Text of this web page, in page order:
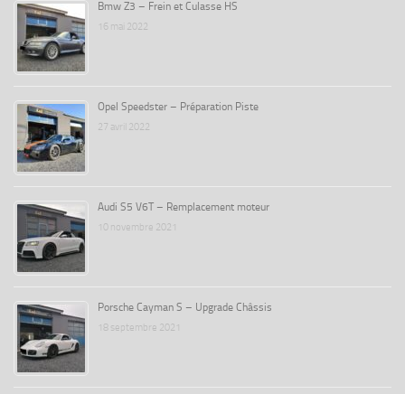
Bmw Z3 – Frein et Culasse HS
16 mai 2022
Opel Speedster – Préparation Piste
27 avril 2022
Audi S5 V6T – Remplacement moteur
10 novembre 2021
Porsche Cayman S – Upgrade Châssis
18 septembre 2021